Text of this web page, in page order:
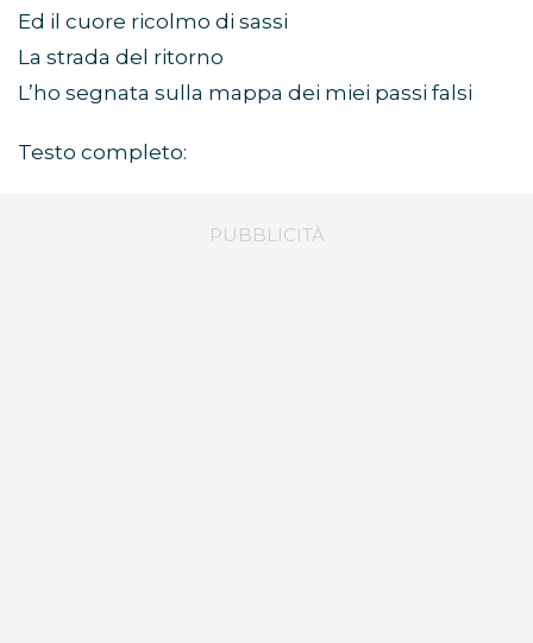
Ed il cuore ricolmo di sassi
La strada del ritorno
L’ho segnata sulla mappa dei miei passi falsi
Testo completo: